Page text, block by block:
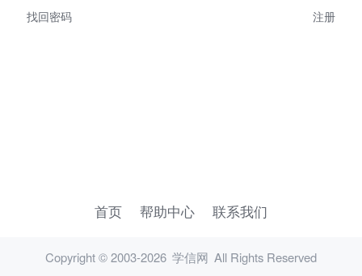
找回密码 注册
首页 帮助中心 联系我们
Copyright © 2003-2026 学信网 All Rights Reserved